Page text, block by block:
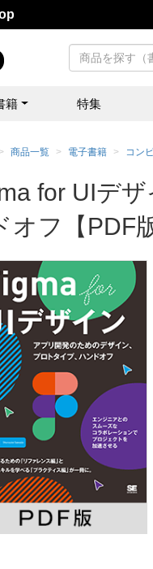
籍 特集
商品一覧 電子書籍 コン
for UIデ
オフ【PDF